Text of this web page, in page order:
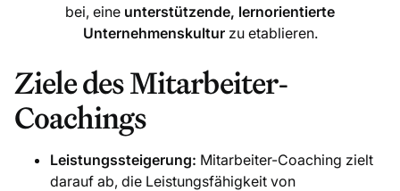
bei, eine unterstützende, lernorientierte
Unternehmenskulturzu etablieren.
Ziele des Mitarbeiter-
Coachings
Leistungssteigerung: Mitarbeiter-Coaching zielt
darauf ab, die Leistungsfähigkeit von